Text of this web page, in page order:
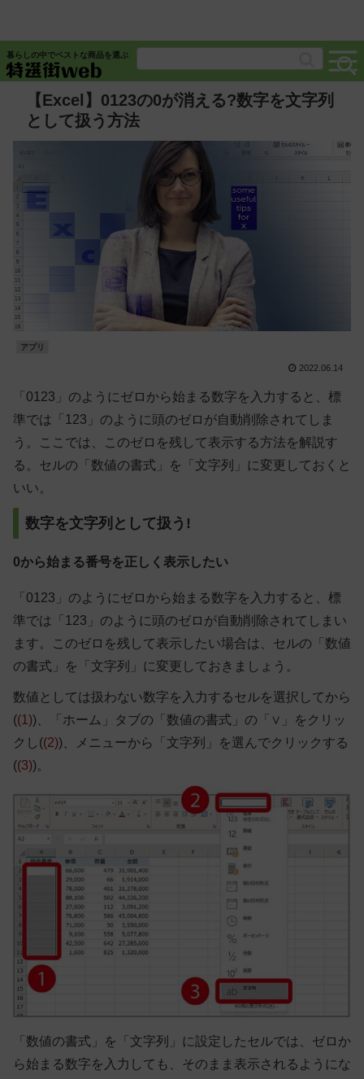
暮らしの中でベストな商品を選ぶ
【Excel】0123の0が消える?数字を文字列
として扱う方法
アプリ
2022.06.14
「0123」のようにゼロから始まる数字を入力すると、標
準では「123」のように頭のゼロが自動削除されてしま
う。ここでは、このゼロを残して表示する方法を解説す
る。セルの「数値の書式」を「文字列」に変更しておくと
いい。
数字を文字列として扱う!
0から始まる番号を正しく表示したい
「0123」のようにゼロから始まる数字を入力すると、標
準では「123」のように頭のゼロが自動削除されてしまい
ます。このゼロを残して表示したい場合は、セルの「数値
の書式」を「文字列」に変更しておきましょう。
数値としては扱わない数字を入力するセルを選択してから
((1))、「ホーム」タブの「数値の書式」の「∨」をクリッ
クし((2))、メニューから「文字列」を選んでクリックする
((3))。
「数値の書式」を「文字列」に設定したセルでは、ゼロか
ら始まる数字を入力しても、そのまま表示されるようにな